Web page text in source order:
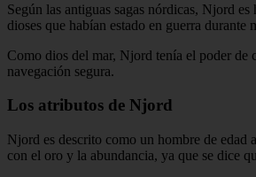
Según las antiguas sagas nórdicas, Njord
dioses que habían estado en guerra durante
Como dios del mar, Njord tenía el poder de
navegación segura.
Los atributos de Njord
Njord es descrito como un hombre de edad
con el oro y la abundancia, ya que se dice